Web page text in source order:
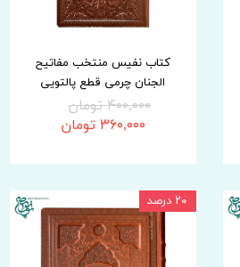
کتاب نفیس منتخب مفاتیح
الجنان چرمی قطع پالتویی
۴۰۰,۰۰۰ تومان
۳۶۰,۰۰۰ تومان
۲۰ درصد